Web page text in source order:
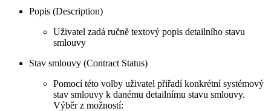
Popis (Description)
Uživatel zadá ručně textový popis detailního stavu
smlouvy
Stav smlouvy (Contract Status)
Pomocí této volby uživatel přiřadí konkrétní systémový
stav smlouvy k danému detailnímu stavu smlouvy.
Výběr z možností: